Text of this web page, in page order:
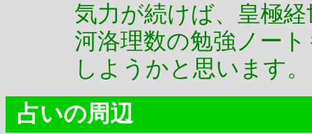
気力が続けば、皇極経
河洛理数の勉強ノート
しようかと思います。
占いの周辺